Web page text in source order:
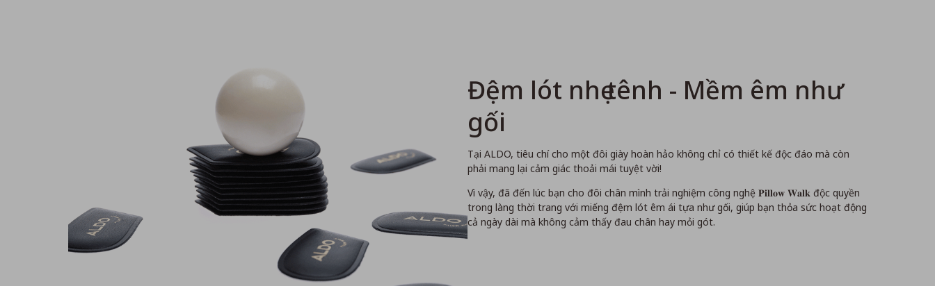
Đệm lót nhẹ tênh - Mềm êm như
gối
Tại ALDO, tiêu chí cho một đôi giày hoàn hảo không chỉ có thiết kế độc đáo mà còn
phải mang lại cảm giác thoải mái tuyệt vời!
Vì vậy, đã đến lúc bạn cho đôi chân mình trải nghiệm công nghệ 𝐏𝐢𝐥𝐥𝐨𝐰 𝐖𝐚𝐥𝐤 độc quyền
trong làng thời trang với miếng đệm lót êm ái tựa như gối, giúp bạn thỏa sức hoạt động
cả ngày dài mà không cảm thấy đau chân hay mỏi gót.